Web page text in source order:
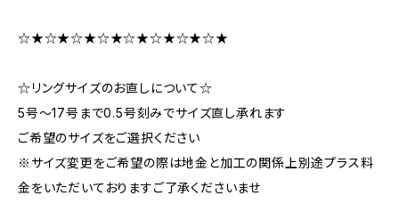
☆★☆★☆★☆★☆★☆★☆★☆★
☆リングサイズのお直しについて☆
5号～17号まで0.5号刻みでサイズ直し承れます
ご希望のサイズをご選択ください
※サイズ変更をご希望の際は地金と加工の関係上別途プラス料
金をいただいておりますご了承くださいませ